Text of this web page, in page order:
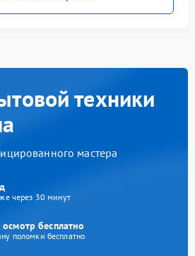
техники
мастера
через 30 минут
бесплатно
поломки бесплатно